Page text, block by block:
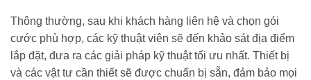
Thông thường, sau khi khách hàng liên hệ và chọn gói
cước phù hợp, các kỹ thuật viên sẽ đến khảo sát địa điểm
lắp đặt, đưa ra các giải pháp kỹ thuật tối ưu nhất. Thiết bị
và các vật tư cần thiết sẽ được chuẩn bị sẵn, đảm bảo mọi